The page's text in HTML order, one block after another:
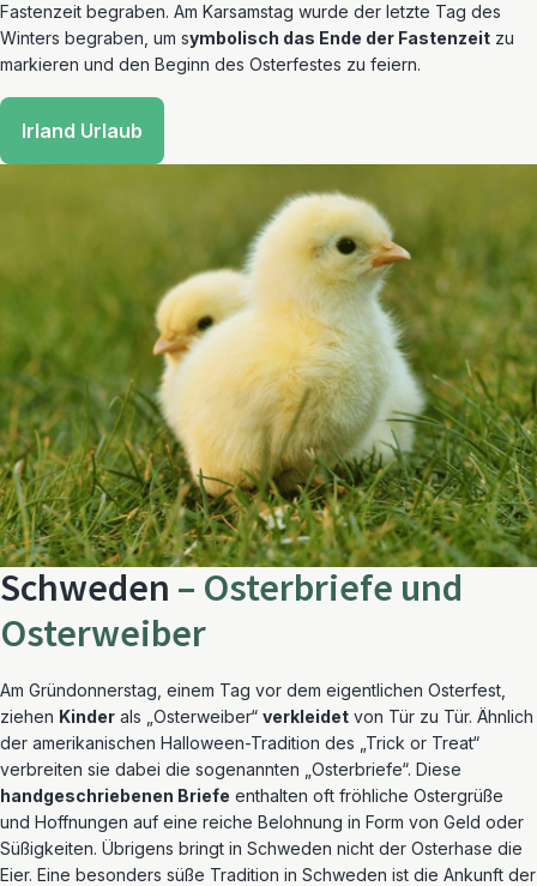
Fastenzeit begraben. Am Karsamstag wurde der letzte Tag des
Winters begraben, um symbolisch das Ende der Fastenzeit zu
markieren und den Beginn des Osterfestes zu feiern.
Irland Urlaub
Schweden – Osterbriefe und
Osterweiber
Am Gründonnerstag, einem Tag vor dem eigentlichen Osterfest,
ziehen Kinder als „Osterweiber“ verkleidet von Tür zu Tür. Ähnlich
der amerikanischen Halloween-Tradition des „Trick or Treat“
verbreiten sie dabei die sogenannten „Osterbriefe“. Diese
handgeschriebenen Briefe enthalten oft fröhliche Ostergrüße
und Hoffnungen auf eine reiche Belohnung in Form von Geld oder
Süßigkeiten. Übrigens bringt in Schweden nicht der Osterhase die
Eier. Eine besonders süße Tradition in Schweden ist die Ankunft der